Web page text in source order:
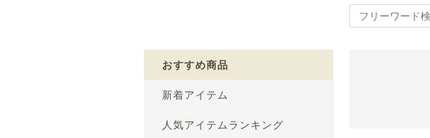
おすすめ商品
新着アイテム
人気アイテムランキング